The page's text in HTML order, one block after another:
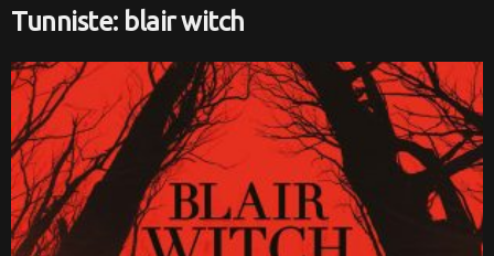
Tunniste: blair witch